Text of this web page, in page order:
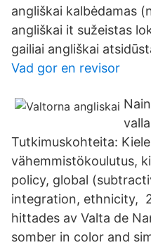
angliškai kalbėdamas
angliškai it sužeistas
gailiai angliškai
Vad gor en revisor
Tutkimuskohteita:
vähemmistökoulutus,
policy, global
integration, ethnicity,
hittades av Valta de
somber in color and